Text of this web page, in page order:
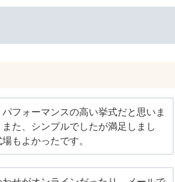
パフォーマンスの高い挙式だと思いま
また、シンプルでしたが満足しまし
もよかったです。